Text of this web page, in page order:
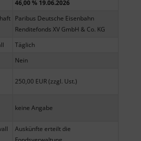
46,00 % 19.06.2026
Paribus Deutsche Eisenbahn
Renditefonds XV GmbH & Co. KG
Täglich
Nein
250,00 EUR (zzgl. Ust.)
keine Angabe
Auskünfte erteilt die